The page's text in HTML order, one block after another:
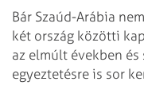
Bár Szaúd-Arábia
két ország közötti
az elmúlt években
egyeztetésre is sor